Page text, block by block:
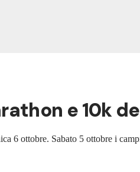
e 10k
6 ottobre. Sabato 5 ottobre i